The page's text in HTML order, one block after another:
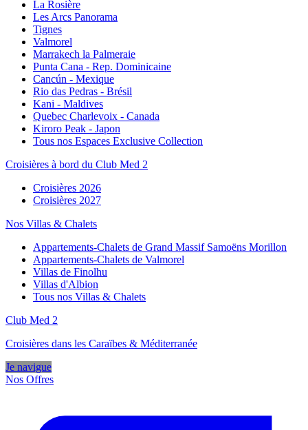
La Rosière
Les Arcs Panorama
Tignes
Valmorel
Marrakech la Palmeraie
Punta Cana - Rep. Dominicaine
Cancún - Mexique
Rio das Pedras - Brésil
Kani - Maldives
Quebec Charlevoix - Canada
Kiroro Peak - Japon
Tous nos Espaces Exclusive Collection
Croisières à bord du Club Med 2
Croisières 2026
Croisières 2027
Nos Villas & Chalets
Appartements-Chalets de Grand Massif Samoëns Morillon
Appartements-Chalets de Valmorel
Villas de Finolhu
Villas d'Albion
Tous nos Villas & Chalets
Club Med 2
Croisières dans les Caraïbes & Méditerranée
Je navigue
Nos Offres